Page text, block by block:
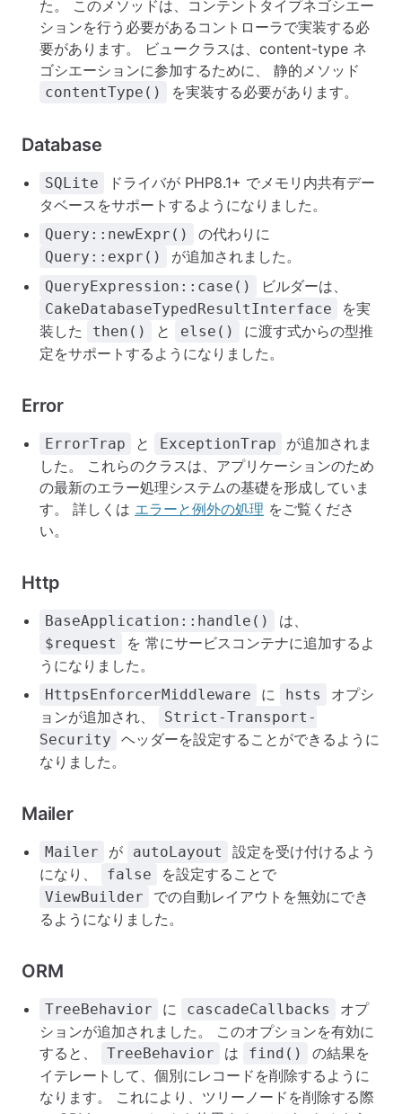
た。 このメソッドは、コンテントタイプネゴシエー
ションを行う必要があるコントローラで実装する必
要があります。 ビュークラスは、content-type ネ
ゴシエーションに参加するために、 静的メソッド
contentType() を実装する必要があります。
Database
SQLite
ドライバが PHP8.1+ でメモリ内共有デー
タベースをサポートするようになりました。
Query::newExpr() の代わりに
Query::expr() が追加されました。
QueryExpression::case() ビルダーは、
CakeDatabaseTypedResultInterface
を実
装した
then() と else()
に渡す式からの型推
定をサポートするようになりました。
Error
ErrorTrap と ExceptionTrap
が追加されま
した。 これらのクラスは、アプリケーションのため
の最新のエラー処理システムの基礎を形成していま
す。 詳しくは エラーと例外の処理 をご覧くださ
い。
Http
BaseApplication::handle() は、
$request
を 常にサービスコンテナに追加するよ
うになりました。
HttpsEnforcerMiddleware に hsts
オプシ
ョンが追加され、
Strict-Transport-
Security
ヘッダーを設定することができるように
なりました。
Mailer
Mailer が autoLayout
設定を受け付けるよう
になり、
false を設定することで
ViewBuilder
での自動レイアウトを無効にでき
るようになりました。
ORM
TreeBehavior に cascadeCallbacks
オプ
ションが追加されました。 このオプションを有効に
すると、
TreeBehavior は find()
の結果を
イテレートして、個別にレコードを削除するように
なります。 これにより、ツリーノードを削除する際